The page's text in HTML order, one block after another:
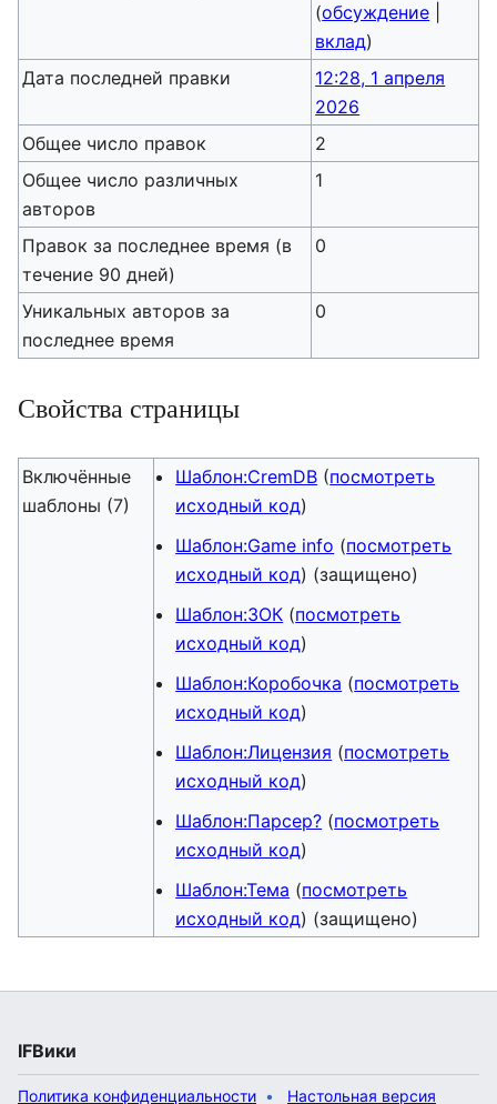
(обсуждение
вклад)
Дата последней правки
12:28, 1 апреля
2026
Общее число правок
2
Общее число различных
авторов
1
Правок за последнее время (в
течение 90 дней)
0
Уникальных авторов за
последнее время
0
Свойства страницы
Включённые
шаблоны (7)
Шаблон:CremDB (посмотреть
исходный код)
Шаблон:Game info (посмотреть
исходный код) (защищено)
Шаблон:ЗОК (посмотреть
исходный код)
Шаблон:Коробочка (посмотреть
исходный код)
Шаблон:Лицензия (посмотреть
исходный код)
Шаблон:Парсер? (посмотреть
исходный код)
Шаблон:Тема (посмотреть
исходный код) (защищено)
IFВики
Политика конфиденциальности Настольная версия